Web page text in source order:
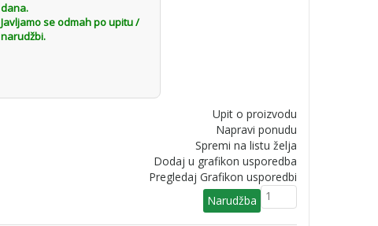
dana.
Javljamo se odmah po upitu /
narudžbi.
Upit o proizvodu
Napravi ponudu
Spremi na listu želja
Dodaj u grafikon usporedba
Pregledaj Grafikon usporedbi